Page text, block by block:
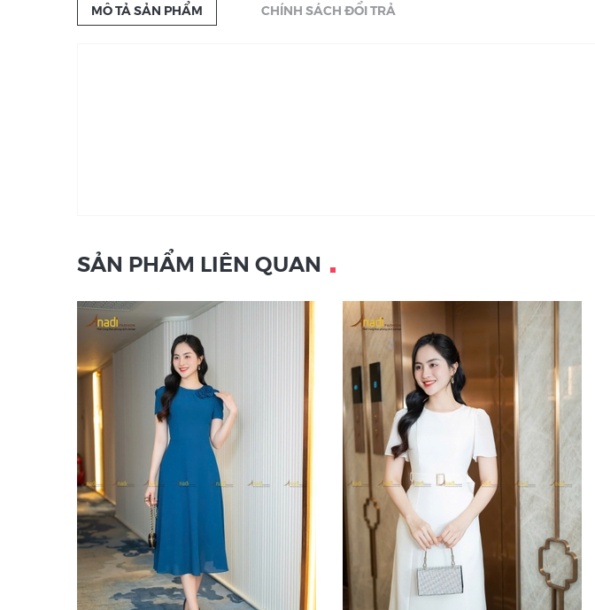
MÔ TẢ SẢN PHẨM CHÍNH SÁCH ĐỔI TRẢ
SẢN PHẨM LIÊN QUAN